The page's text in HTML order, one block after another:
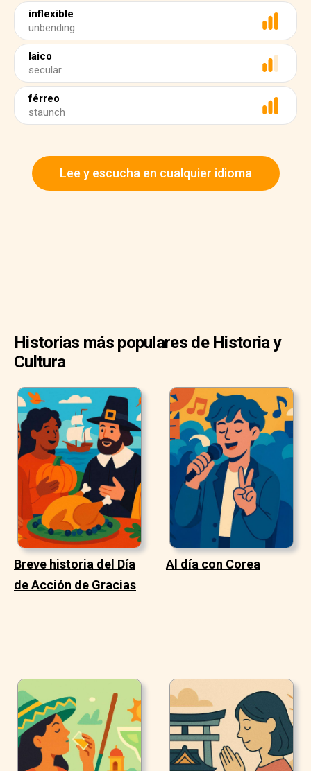
inflexible
unbending
laico
secular
férreo
staunch
Lee y escucha en cualquier idioma
Historias más populares de Historia y
Cultura
Breve historia del Día
de Acción de Gracias
Al día con Corea